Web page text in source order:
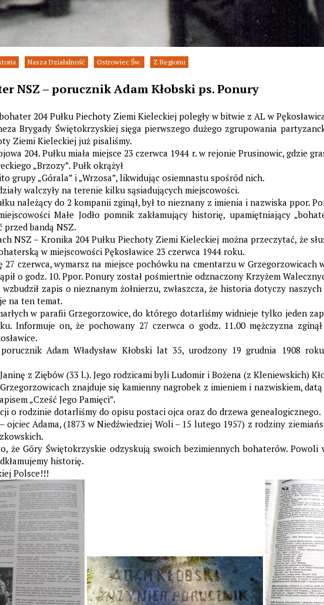
Nasza Działalność Ostrowiec Św. Z Regionu
NSZ – porucznik Adam Kłobski ps. Ponury
204 Pułku Piechoty Ziemi Kieleckiej poległy w bitwie z AL w
Brygady Świętokrzyskiej sięga pierwszego dużego zgrupowania
Ziemi Kieleckiej już pisaliśmy.
204. Pułku miała miejsce 23 czerwca 1944 r. w rejonie Prusinowic, gdzie
„Brzozy”. Pułk okrążył
grupy „Górala” i „Wrzosa”, likwidując osiemnastu spośród nich.
walczyły na terenie kilku sąsiadujących miejscowości.
należący do 2 kompanii zginął, był to nieznany z imienia i nazwiska ppor.
Małe Jodło pomnik zakłamujący historię, upamiętniający
bandą NSZ.
NSZ – Kronika 204 Pułku Piechoty Ziemi Kieleckiej można przeczytać, że
w miejscowości Pękosławice 23 czerwca 1944 roku.
27 czerwca, wymarsz na miejsce pochówku na cmentarzu w Grzegorzowicach
o godz. 10. Ppor. Ponury został pośmiertnie odznaczony Krzyżem
wzbudził zapis o nieznanym żołnierzu, zwłaszcza, że historia dotyczy
na ten temat.
w parafii Grzegorzowice, do którego dotarliśmy widnieje tylko jeden
Informuje on, że pochowany 27 czerwca o godz. 11.00 mężczyzna
Adam Władysław Kłobski lat 35, urodzony 19 grudnia 1908
z Ziębów (33 l.). Jego rodzicami byli Ludomir i Bożena (z Kleniewskich)
znajduje się kamienny nagrobek z imieniem i nazwiskiem,
„Cześć Jego Pamięci”.
o rodzinie dotarliśmy do opisu postaci ojca oraz do drzewa genealogicznego.
ojciec Adama, (1873 w Niedźwiedziej Woli – 15 lutego 1957) z rodziny
że Góry Świętokrzyskie odzyskują swoich bezimiennych bohaterów. Powoli
historię.
Polsce!!!